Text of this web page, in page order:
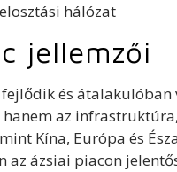
hálózat
jellemzői
és átalakulóban
az
Kína, Európa és
az ázsiai piacon